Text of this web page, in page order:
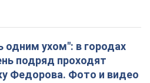
ухом": в городах
подряд проходят
Федорова. Фото и видео